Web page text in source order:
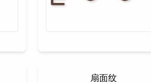
扇面纹